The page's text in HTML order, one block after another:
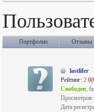
Портфолио Отзывы
lastlifer
Рейтинг: 2
Свободен,
Просмотров:
Дата